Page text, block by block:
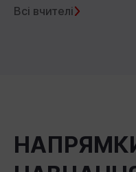
Всі вчителі